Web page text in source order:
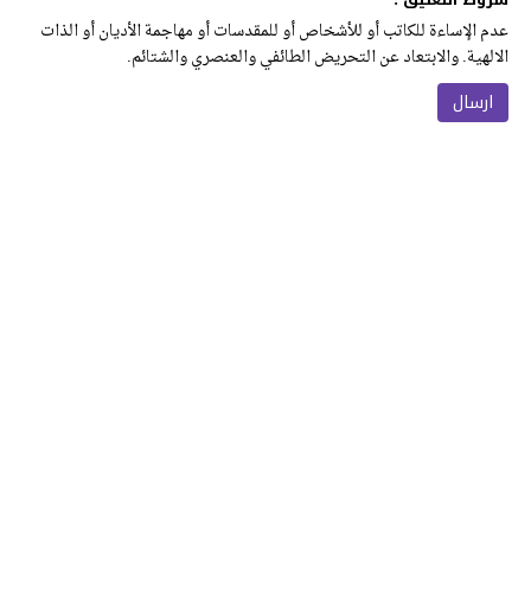
عدم الإساءة للكاتب أو للأشخاص أو للمقدسات أو مهاجمة الأديان أو الذات
الالهية. والابتعاد عن التحريض الطائفي والعنصري والشتائم.